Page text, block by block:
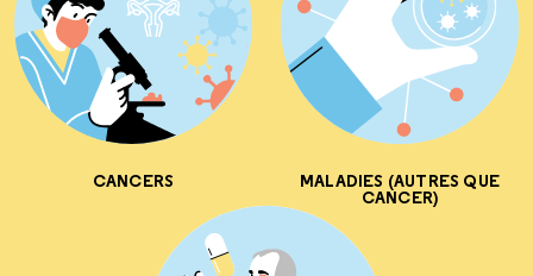
CANCERS MALADIES (AUTRES QUE
CANCER)